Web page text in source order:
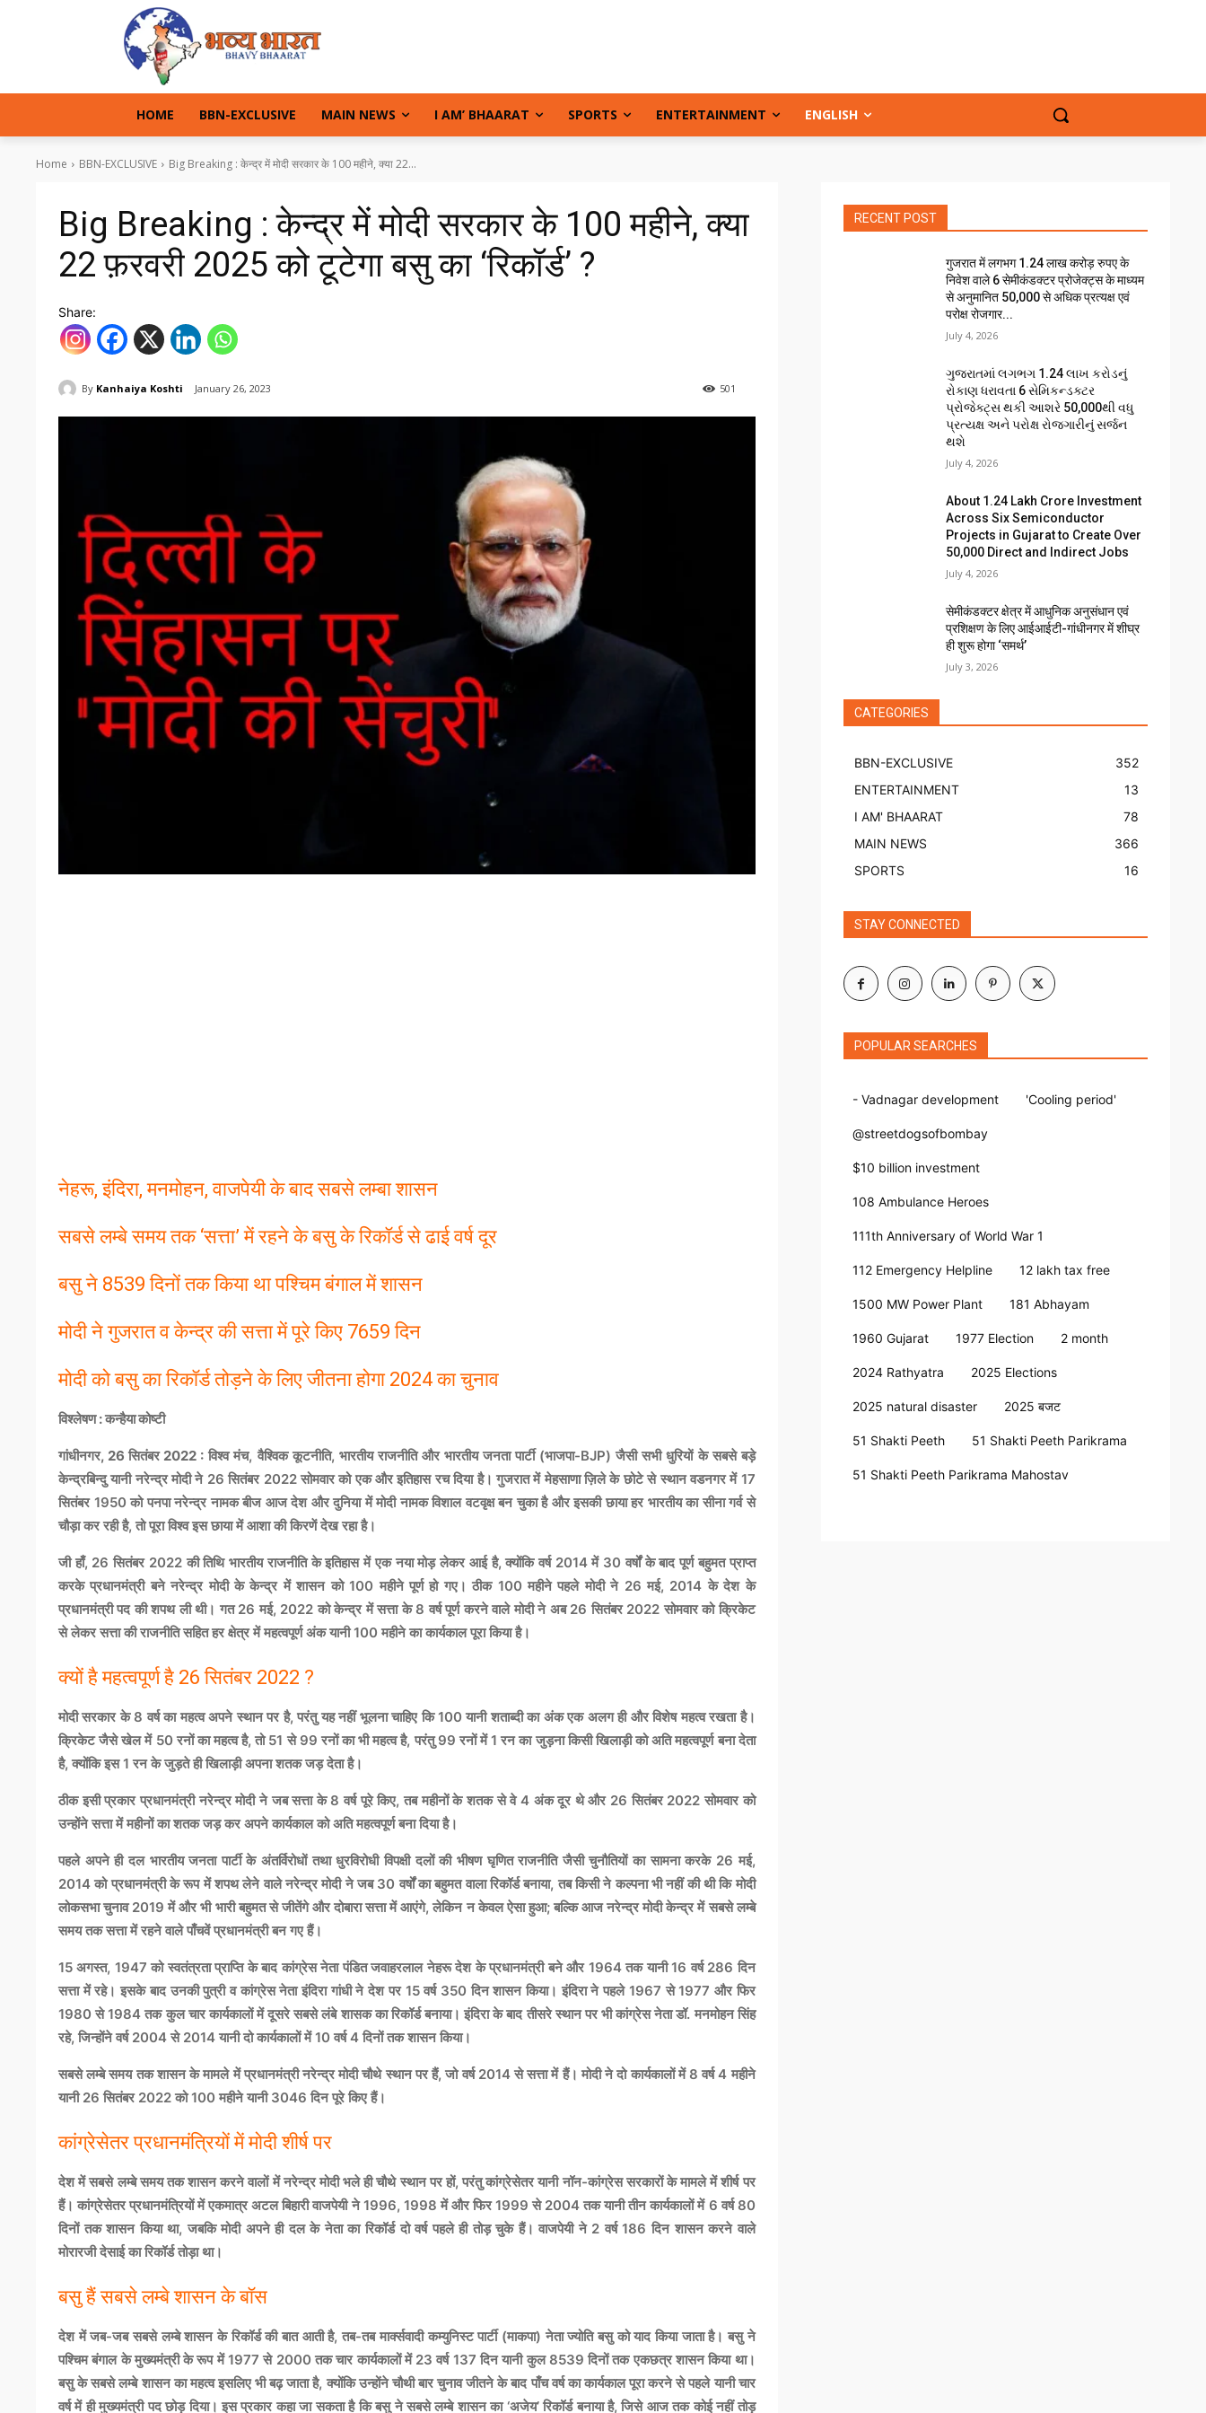
HOME BBN-EXCLUSIVE MAIN NEWS I AM’ BHAARAT SPORTS ENTERTAINMENT ENGLISH
Home BBN-EXCLUSIVE Big Breaking : केन्द्र में मोदी सरकार के 100 महीने, क्या 22...
Big Breaking : केन्द्र में मोदी सरकार के 100 महीने, क्या
22 फ़रवरी 2025 को टूटेगा बसु का ‘रिकॉर्ड’ ?
Share:
By Kanhaiya Koshti January 26, 2023 501
नेहरू, इंदिरा, मनमोहन, वाजपेयी के बाद सबसे लम्बा शासन
सबसे लम्बे समय तक ‘सत्ता’ में रहने के बसु के रिकॉर्ड से ढाई वर्ष दूर
बसु ने 8539 दिनों तक किया था पश्चिम बंगाल में शासन
मोदी ने गुजरात व केन्द्र की सत्ता में पूरे किए 7659 दिन
मोदी को बसु का रिकॉर्ड तोड़ने के लिए जीतना होगा 2024 का चुनाव
विश्लेषण : कन्हैया कोष्टी
गांधीनगर, 26 सितंबर 2022 : विश्व मंच, वैश्विक कूटनीति, भारतीय राजनीति और भारतीय जनता पार्टी (भाजपा-BJP) जैसी सभी धुरियों के सबसे बड़े
केन्द्रबिन्दु यानी नरेन्द्र मोदी ने 26 सितंबर 2022 सोमवार को एक और इतिहास रच दिया है। गुजरात में मेहसाणा ज़िले के छोटे से स्थान वडनगर में 17
सितंबर 1950 को पनपा नरेन्द्र नामक बीज आज देश और दुनिया में मोदी नामक विशाल वटवृक्ष बन चुका है और इसकी छाया हर भारतीय का सीना गर्व से
चौड़ा कर रही है, तो पूरा विश्व इस छाया में आशा की किरणें देख रहा है।
जी हाँ, 26 सितंबर 2022 की तिथि भारतीय राजनीति के इतिहास में एक नया मोड़ लेकर आई है, क्योंकि वर्ष 2014 में 30 वर्षों के बाद पूर्ण बहुमत प्राप्त
करके प्रधानमंत्री बने नरेन्द्र मोदी के केन्द्र में शासन को 100 महीने पूर्ण हो गए। ठीक 100 महीने पहले मोदी ने 26 मई, 2014 के देश के
प्रधानमंत्री पद की शपथ ली थी। गत 26 मई, 2022 को केन्द्र में सत्ता के 8 वर्ष पूर्ण करने वाले मोदी ने अब 26 सितंबर 2022 सोमवार को क्रिकेट
से लेकर सत्ता की राजनीति सहित हर क्षेत्र में महत्वपूर्ण अंक यानी 100 महीने का कार्यकाल पूरा किया है।
क्यों है महत्वपूर्ण है 26 सितंबर 2022 ?
मोदी सरकार के 8 वर्ष का महत्व अपने स्थान पर है, परंतु यह नहीं भूलना चाहिए कि 100 यानी शताब्दी का अंक एक अलग ही और विशेष महत्व रखता है।
क्रिकेट जैसे खेल में 50 रनों का महत्व है, तो 51 से 99 रनों का भी महत्व है, परंतु 99 रनों में 1 रन का जुड़ना किसी खिलाड़ी को अति महत्वपूर्ण बना देता
है, क्योंकि इस 1 रन के जुड़ते ही खिलाड़ी अपना शतक जड़ देता है।
ठीक इसी प्रकार प्रधानमंत्री नरेन्द्र मोदी ने जब सत्ता के 8 वर्ष पूरे किए, तब महीनों के शतक से वे 4 अंक दूर थे और 26 सितंबर 2022 सोमवार को
उन्होंने सत्ता में महीनों का शतक जड़ कर अपने कार्यकाल को अति महत्वपूर्ण बना दिया है।
पहले अपने ही दल भारतीय जनता पार्टी के अंतर्विरोधों तथा धुरविरोधी विपक्षी दलों की भीषण घृणित राजनीति जैसी चुनौतियों का सामना करके 26 मई,
2014 को प्रधानमंत्री के रूप में शपथ लेने वाले नरेन्द्र मोदी ने जब 30 वर्षों का बहुमत वाला रिकॉर्ड बनाया, तब किसी ने कल्पना भी नहीं की थी कि मोदी
लोकसभा चुनाव 2019 में और भी भारी बहुमत से जीतेंगे और दोबारा सत्ता में आएंगे, लेकिन न केवल ऐसा हुआ; बल्कि आज नरेन्द्र मोदी केन्द्र में सबसे लम्बे
समय तक सत्ता में रहने वाले पाँचवें प्रधानमंत्री बन गए हैं।
15 अगस्त, 1947 को स्वतंत्रता प्राप्ति के बाद कांग्रेस नेता पंडित जवाहरलाल नेहरू देश के प्रधानमंत्री बने और 1964 तक यानी 16 वर्ष 286 दिन
सत्ता में रहे। इसके बाद उनकी पुत्री व कांग्रेस नेता इंदिरा गांधी ने देश पर 15 वर्ष 350 दिन शासन किया। इंदिरा ने पहले 1967 से 1977 और फिर
1980 से 1984 तक कुल चार कार्यकालों में दूसरे सबसे लंबे शासक का रिकॉर्ड बनाया। इंदिरा के बाद तीसरे स्थान पर भी कांग्रेस नेता डॉ. मनमोहन सिंह
रहे, जिन्होंने वर्ष 2004 से 2014 यानी दो कार्यकालों में 10 वर्ष 4 दिनों तक शासन किया।
सबसे लम्बे समय तक शासन के मामले में प्रधानमंत्री नरेन्द्र मोदी चौथे स्थान पर हैं, जो वर्ष 2014 से सत्ता में हैं। मोदी ने दो कार्यकालों में 8 वर्ष 4 महीने
यानी 26 सितंबर 2022 को 100 महीने यानी 3046 दिन पूरे किए हैं।
कांग्रेसेतर प्रधानमंत्रियों में मोदी शीर्ष पर
देश में सबसे लम्बे समय तक शासन करने वालों में नरेन्द्र मोदी भले ही चौथे स्थान पर हों, परंतु कांग्रेसेतर यानी नॉन-कांग्रेस सरकारों के मामले में शीर्ष पर
हैं। कांग्रेसेतर प्रधानमंत्रियों में एकमात्र अटल बिहारी वाजपेयी ने 1996, 1998 में और फिर 1999 से 2004 तक यानी तीन कार्यकालों में 6 वर्ष 80
दिनों तक शासन किया था, जबकि मोदी अपने ही दल के नेता का रिकॉर्ड दो वर्ष पहले ही तोड़ चुके हैं। वाजपेयी ने 2 वर्ष 186 दिन शासन करने वाले
मोरारजी देसाई का रिकॉर्ड तोड़ा था।
बसु हैं सबसे लम्बे शासन के बॉस
देश में जब-जब सबसे लम्बे शासन के रिकॉर्ड की बात आती है, तब-तब मार्क्सवादी कम्युनिस्ट पार्टी (माकपा) नेता ज्योति बसु को याद किया जाता है। बसु ने
पश्चिम बंगाल के मुख्यमंत्री के रूप में 1977 से 2000 तक चार कार्यकालों में 23 वर्ष 137 दिन यानी कुल 8539 दिनों तक एकछत्र शासन किया था।
बसु के सबसे लम्बे शासन का महत्व इसलिए भी बढ़ जाता है, क्योंकि उन्होंने चौथी बार चुनाव जीतने के बाद पाँच वर्ष का कार्यकाल पूरा करने से पहले यानी चार
वर्ष में ही मुख्यमंत्री पद छोड़ दिया। इस प्रकार कहा जा सकता है कि बसु ने सबसे लम्बे शासन का ‘अजेय’ रिकॉर्ड बनाया है, जिसे आज तक कोई नहीं तोड़
RECENT POST
गुजरात में लगभग 1.24 लाख करोड़ रुपए के
निवेश वाले 6 सेमीकंडक्टर प्रोजेक्ट्स के माध्यम
से अनुमानित 50,000 से अधिक प्रत्यक्ष एवं
परोक्ष रोजगार...
July 4, 2026
ગુજરાતમાં લગભગ ₹1.24 લાખ કરોડનું
રોકાણ ધરાવતા 6 સેમિકન્ડક્ટર
પ્રોજેક્ટ્સ થકી આશરે 50,000થી વધુ
પ્રત્યક્ષ અને પરોક્ષ રોજગારીનું સર્જન
થશે
July 4, 2026
About ₹1.24 Lakh Crore Investment
Across Six Semiconductor
Projects in Gujarat to Create Over
50,000 Direct and Indirect Jobs
July 4, 2026
सेमीकंडक्टर क्षेत्र में आधुनिक अनुसंधान एवं
प्रशिक्षण के लिए आईआईटी-गांधीनगर में शीघ्र
ही शुरू होगा ‘समर्थ’
July 3, 2026
CATEGORIES
BBN-EXCLUSIVE
352
ENTERTAINMENT
13
I AM' BHAARAT
78
MAIN NEWS
366
SPORTS
16
STAY CONNECTED
POPULAR SEARCHES
- Vadnagar development 'Cooling period'
@streetdogsofbombay
$10 billion investment
108 Ambulance Heroes
111th Anniversary of World War 1
112 Emergency Helpline 12 lakh tax free
1500 MW Power Plant 181 Abhayam
1960 Gujarat 1977 Election 2 month
2024 Rathyatra 2025 Elections
2025 natural disaster 2025 बजट
51 Shakti Peeth 51 Shakti Peeth Parikrama
51 Shakti Peeth Parikrama Mahostav